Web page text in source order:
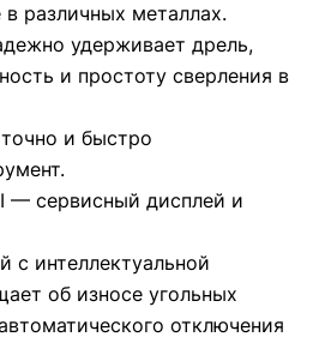
различных металлах.
удерживает дрель,
и простоту сверления в
и быстро
сервисный дисплей и
интеллектуальной
об износе угольных
отключения